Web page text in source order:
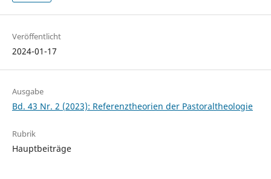
Veröffentlicht
2024-01-17
Ausgabe
Bd. 43 Nr. 2 (2023): Referenztheorien der Pastoraltheologie
Rubrik
Hauptbeiträge